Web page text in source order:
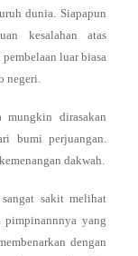
dunia. Siapapun
kesalahan atas
luar biasa
negeri.
mungkin dirasakan
bumi perjuangan.
dakwah.
sakit melihat
pimpinannnya yang
dengan